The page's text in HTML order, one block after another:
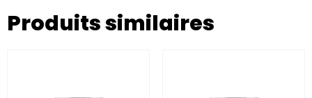
Produits similaires